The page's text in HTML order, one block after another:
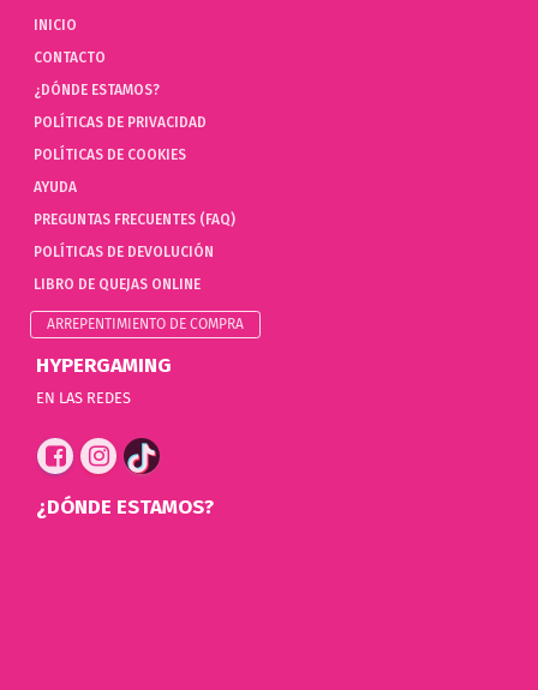
INICIO
CONTACTO
¿DÓNDE ESTAMOS?
POLÍTICAS DE PRIVACIDAD
POLÍTICAS DE COOKIES
AYUDA
PREGUNTAS FRECUENTES (FAQ)
POLÍTICAS DE DEVOLUCIÓN
LIBRO DE QUEJAS ONLINE
ARREPENTIMIENTO DE COMPRA
HYPERGAMING
EN LAS REDES
¿DÓNDE ESTAMOS?